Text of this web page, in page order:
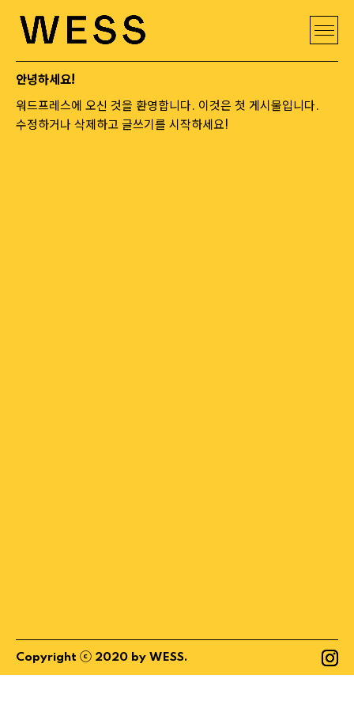
안녕하세요!
워드프레스에 오신 것을 환영합니다. 이것은 첫 게시물입니다.
수정하거나 삭제하고 글쓰기를 시작하세요!
Copyright ⓒ 2020 by WESS.